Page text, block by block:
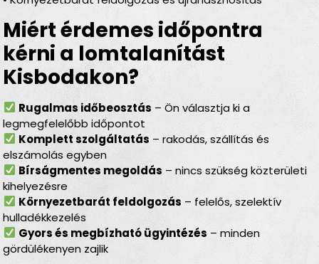
Miért érdemes időpontra
kérni a lomtalanítást
Kisbodakon?
Rugalmas időbeosztás – Ön választja ki a
legmegfelelőbb időpontot
Komplett szolgáltatás – rakodás, szállítás és
elszámolás egyben
Bírságmentes megoldás – nincs szükség közterületi
kihelyezésre
Környezetbarát feldolgozás – felelős, szelektív
hulladékkezelés
Gyors és megbízható ügyintézés – minden
gördülékenyen zajlik